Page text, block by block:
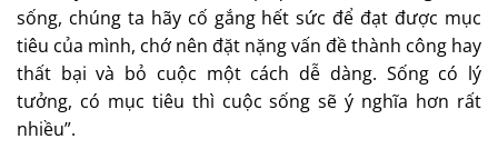
sống, chúng ta hãy cố gắng hết sức để đạt được mục
tiêu của mình, chớ nên đặt nặng vấn đề thành công hay
thất bại và bỏ cuộc một cách dễ dàng. Sống có lý
tưởng, có mục tiêu thì cuộc sống sẽ ý nghĩa hơn rất
nhiều”.